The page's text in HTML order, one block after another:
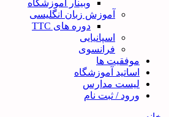
وبینار آموزشگاه
آموزش زبان انگلیسی
دوره های TTC
اسپانیایی
فرانسوی
موفقیت ها
اساتید آموزشگاه
لیست مدارس
ورود / ثبت نام